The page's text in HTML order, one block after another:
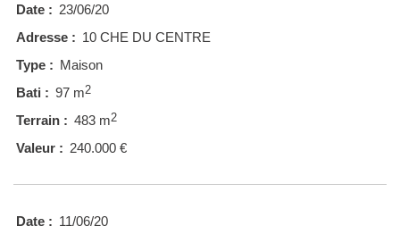
Date : 23/06/20
Adresse : 10 CHE DU CENTRE
Type : Maison
Bati : 97 m2
Terrain : 483 m2
Valeur : 240.000 €
Date : 11/06/20